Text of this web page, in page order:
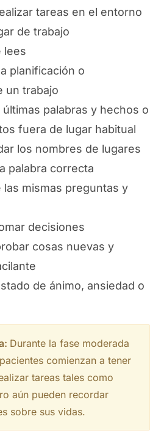
tareas en el entorno
de trabajo
lees
planificación o
un trabajo
palabras y hechos o
fuera de lugar habitual
los nombres de lugares
palabra correcta
las mismas preguntas y
decisiones
cosas nuevas y
de ánimo, ansiedad o
Durante la fase moderada
comienzan a tener
tareas tales como
aún pueden recordar
sobre sus vidas.